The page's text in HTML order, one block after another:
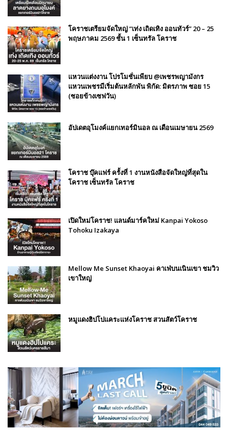
โคราชเตรียมจัดใหญ่ “เท่ง เถิดเทิง ออนทัวร์” 20 – 25
พฤษภาคม 2569 ชั้น 1 เซ็นทรัล โคราช
แหวนแต่งงาน โปรโมชั่นเพียบ @เพชรพญามังกร
แหวนเพชรมีเริ่มต้นหลักพัน พิกัด: มิตรภาพ ซอย 15
(ซอยข้างเซฟวัน)
อัปเดตอุโมงค์แยกเทอร์มินอล ณ เดือนเมษายน 2569
โคราช บุ๊คแฟร์​ ครั้งที่​ 1 งานหนังสือจัดใหญ่ที่สุดใน
โคราช เซ็นทรัล โคราช
เปิดใหม่โคราช! แลนด์มาร์คใหม่ Kanpai Yokoso
Tohoku Izakaya
Mellow Me Sunset Khaoyai คาเฟ่บนเนินเขา ชมวิว
เขาใหญ่
หมูแดงฮิปโปแคระแห่งโคราช สวนสัตว์โคราช